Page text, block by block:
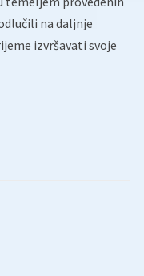
na daljnje
izvršavati svoje